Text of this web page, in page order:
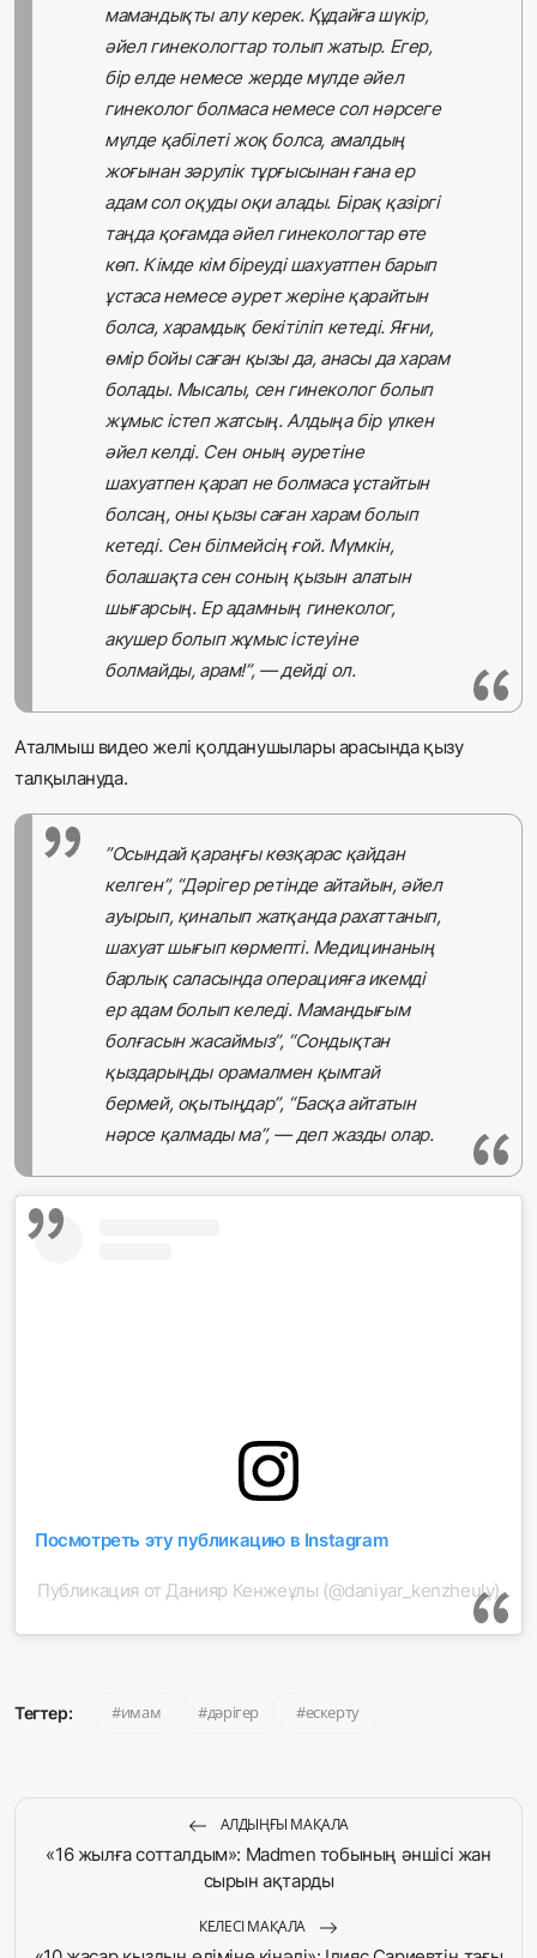
мамандықты алу керек. Құдайға шүкір,
әйел гинекологтар толып жатыр. Егер,
бір елде немесе жерде мүлде әйел
гинеколог болмаса немесе сол нәрсеге
мүлде қабілеті жоқ болса, амалдың
жоғынан зәрулік тұрғысынан ғана ер
адам сол оқуды оқи алады. Бірақ қазіргі
таңда қоғамда әйел гинекологтар өте
көп. Кімде кім біреуді шахуатпен барып
ұстаса немесе әурет жеріне қарайтын
болса, харамдық бекітіліп кетеді. Яғни,
өмір бойы саған қызы да, анасы да харам
болады. Мысалы, сен гинеколог болып
жұмыс істеп жатсың. Алдыңа бір үлкен
әйел келді. Сен оның әуретіне
шахуатпен қарап не болмаса ұстайтын
болсаң, оны қызы саған харам болып
кетеді. Сен білмейсің ғой. Мүмкін,
болашақта сен соның қызын алатын
шығарсың. Ер адамның гинеколог,
акушер болып жұмыс істеуіне
болмайды, арам!”, — дейді ол.
Аталмыш видео желі қолданушылары арасында қызу
талқылануда.
”Осындай қараңғы көзқарас қайдан
келген”, “Дәрігер ретінде айтайын, әйел
ауырып, қиналып жатқанда рахаттанып,
шахуат шығып көрмепті. Медицинаның
барлық саласында операцияға икемді
ер адам болып келеді. Мамандығым
болғасын жасаймыз”, “Сондықтан
қыздарыңды орамалмен қымтай
бермей, оқытыңдар”, “Басқа айтатын
нәрсе қалмады ма”, — деп жазды олар.
Посмотреть эту публикацию в Instagram
Публикация от Данияр Кенжеұлы (@daniyar_kenzheuly)
Тегтер: имам дәрігер ескерту
АЛДЫҢҒЫ МАҚАЛА
«16 жылға сотталдым»: Madmen тобының әншісі жан
сырын ақтарды
КЕЛЕСІ МАҚАЛА